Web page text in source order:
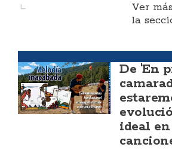
Ver
la
De 'En
ideal